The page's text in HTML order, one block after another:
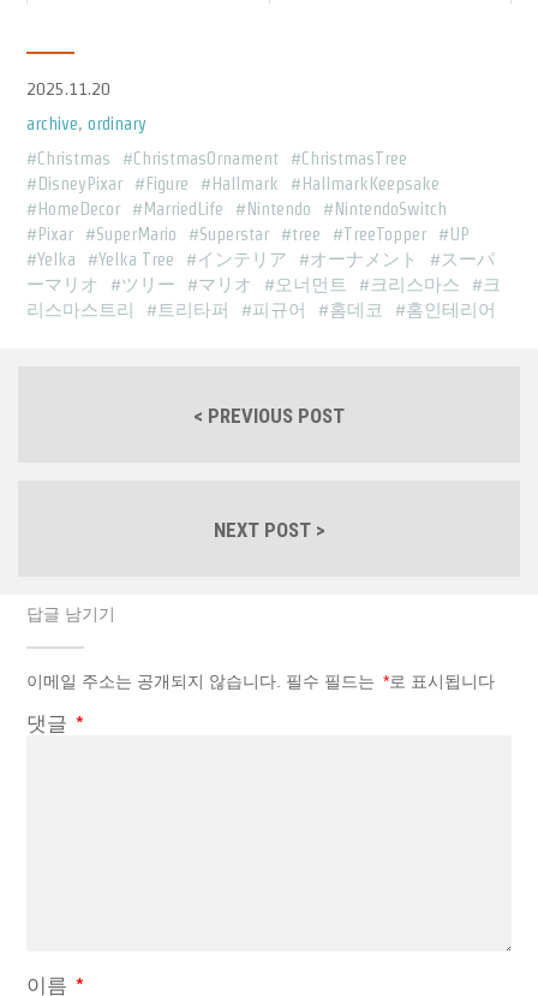
2025.11.20
archive,ordinary
Christmas
ChristmasOrnament
ChristmasTree
DisneyPixar
Figure Hallmark
HallmarkKeepsake
HomeDecor
MarriedLife Nintendo
NintendoSwitch
Pixar
SuperMario Superstar tree TreeTopper
UP
Yelka
Yelka Tree インテリア オーナメント
スーパ
ーマリオ
ツリー マリオ 오너먼트 크리스마스
크
리스마스트리
트리타퍼 피규어 홈데코 홈인테리어
< PREVIOUS POST
NEXT POST >
답글 남기기
이메일 주소는 공개되지 않습니다. 필수 필드는 *로 표시됩니다
댓글 *
이름 *